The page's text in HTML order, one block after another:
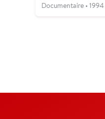
Documentaire • 1994